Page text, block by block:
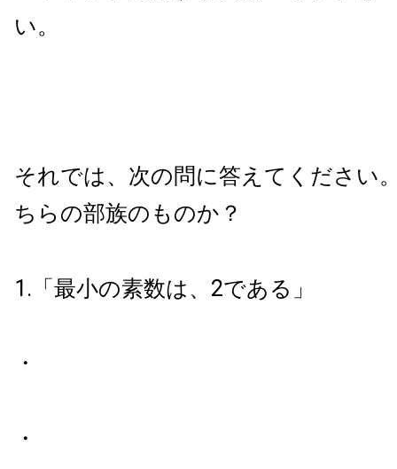
い。
それでは、次の問に答えてください
ちらの部族のものか？
1.「最小の素数は、2である」
・
・